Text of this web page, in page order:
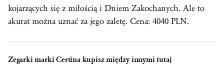
kojarzących się z miłością i Dniem Zakochanych. Ale to
akurat można uznać za jego zaletę. Cena: 4040 PLN.
Zegarki marki Certina kupisz między innymi tutaj